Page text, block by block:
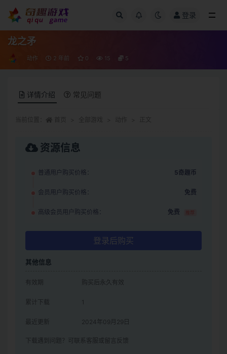
登录
龙之矛
动作 2 年前 0 15 5
详情介绍 常见问题
资源信息
普通用户购买价格： 5奇趣币
会员用户购买价格： 免费
高级会员用户购买价格： 免费 推荐
登录后购买
其他信息
有效期 购买后永久有效
累计下载 1
最近更新 2024年09月29日
下载遇到问题？可联系客服或留言反馈